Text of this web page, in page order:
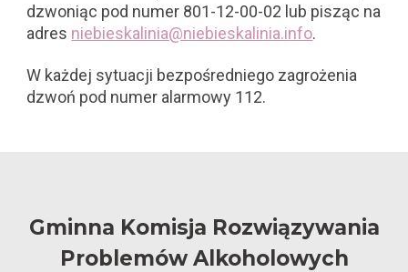
dzwoniąc pod numer 801-12-00-02 lub pisząc na
adres niebieskalinia@niebieskalinia.info.
W każdej sytuacji bezpośredniego zagrożenia
dzwoń pod numer alarmowy 112.
Gminna Komisja Rozwiązywania
Problemów Alkoholowych